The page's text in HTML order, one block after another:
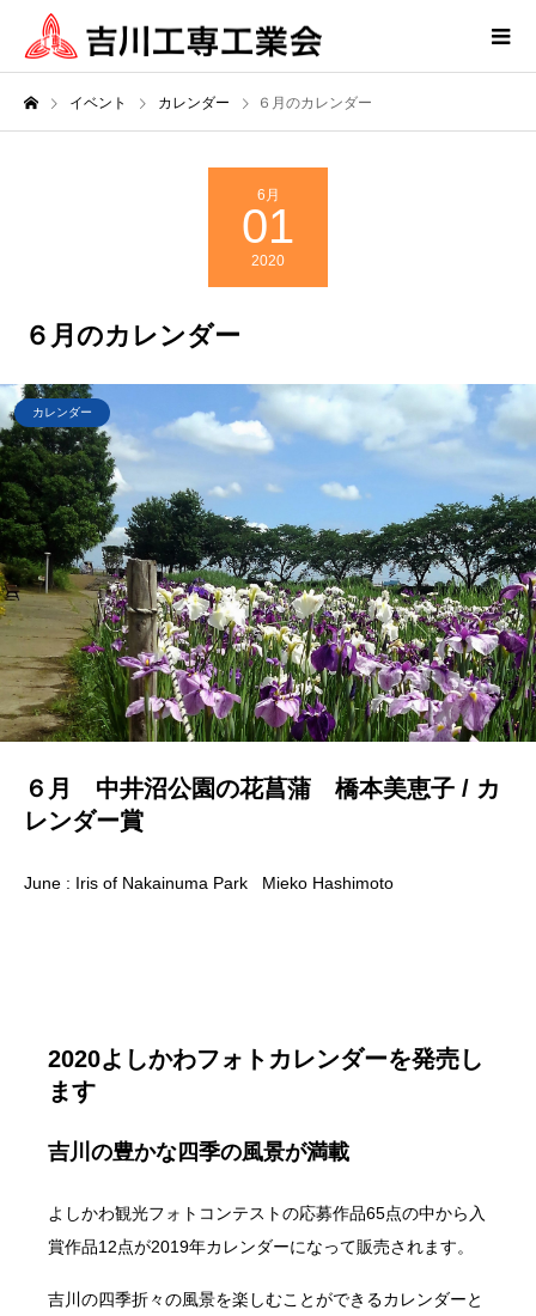
イベント カレンダー ６月のカレンダー
6月
01
2020
６月のカレンダー
カレンダー
６月 中井沼公園の花菖蒲 橋本美恵子 / カ
レンダー賞
June : Iris of Nakainuma Park Mieko Hashimoto
2020よしかわフォトカレンダーを発売し
ます
吉川の豊かな四季の風景が満載
よしかわ観光フォトコンテストの応募作品65点の中から入
賞作品12点が2019年カレンダーになって販売されます。
吉川の四季折々の風景を楽しむことができるカレンダーと